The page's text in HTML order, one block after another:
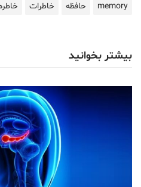
memory
حافظه خاطرات
بیشتر بخوانید